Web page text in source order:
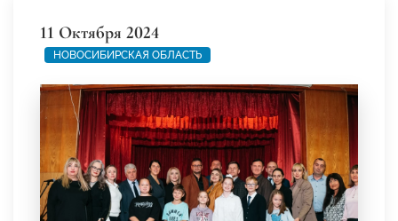
11 Октября 2024
НОВОСИБИРСКАЯ ОБЛАСТЬ